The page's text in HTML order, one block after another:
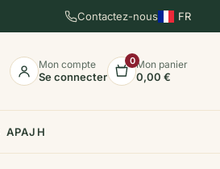
Contactez-nous
FR
EN
Mon compte
Se connecter
0Mon panier
0,00 €
APAJH